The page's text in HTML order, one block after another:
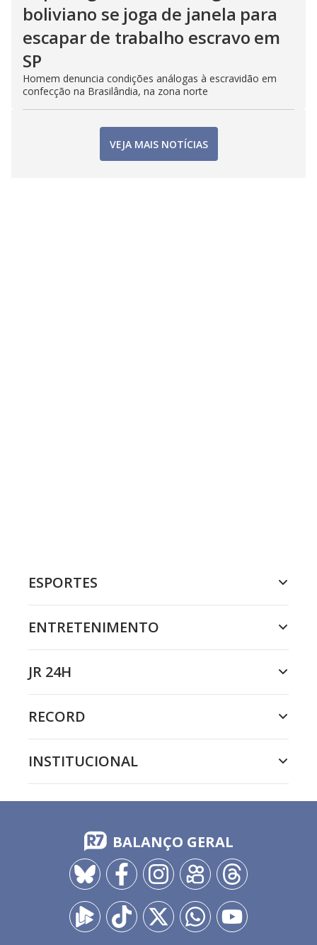
boliviano se joga de janela para
escapar de trabalho escravo em
SP
Homem denuncia condições análogas à escravidão em
confecção na Brasilândia, na zona norte
VEJA MAIS NOTÍCIAS
ESPORTES
ENTRETENIMENTO
JR 24H
RECORD
INSTITUCIONAL
BALANÇO GERAL